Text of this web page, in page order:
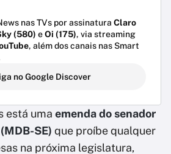
nas TVs por assinatura Claro
(580) eOi (175), via streaming
, além dos canais nas Smart
no Google Discover
está uma emenda do senador
SE) que proíbe qualquer
na próxima legislatura,